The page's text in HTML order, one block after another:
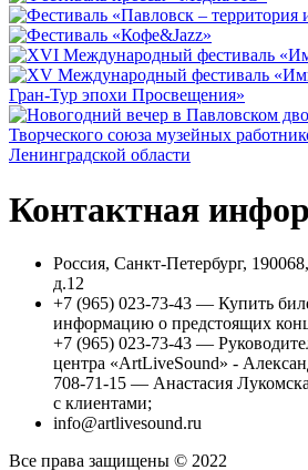
Контактная
Россия, Санкт-Петербург,
д.12
+7 (965) 023-73-43 — Купить
информацию о предстоящих
+7 (965) 023-73-43 —
центра «ArtLiveSound» -
708-71-15 — Анастасия
с клиентами;
info@artlivesound.ru
Все права защищены © 2022